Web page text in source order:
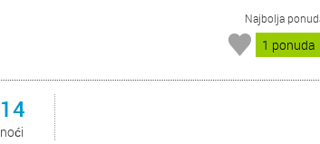
Najbolja
1 ponuda
14
noći